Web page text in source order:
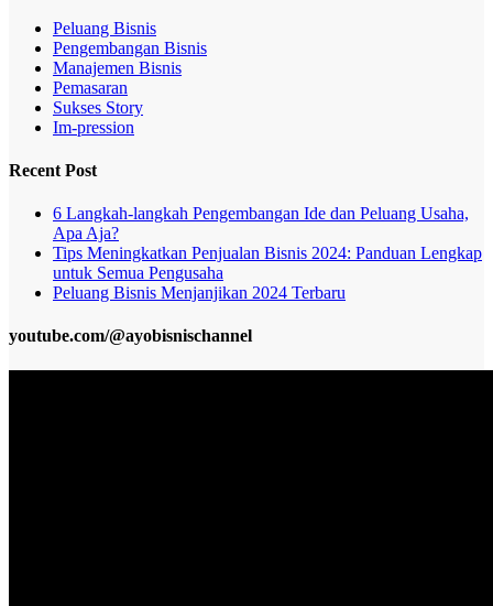
Peluang Bisnis
Pengembangan Bisnis
Manajemen Bisnis
Pemasaran
Sukses Story
Im-pression
Recent Post
6 Langkah-langkah Pengembangan Ide dan Peluang Usaha,
Apa Aja?
Tips Meningkatkan Penjualan Bisnis 2024: Panduan Lengkap
untuk Semua Pengusaha
Peluang Bisnis Menjanjikan 2024 Terbaru
youtube.com/@ayobisnischannel